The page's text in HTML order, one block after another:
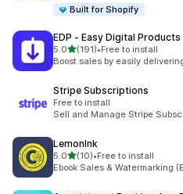
Built for Shopify
EDP ‑ Easy Digital Products
5.0별 5개 중
(191)
총 리뷰 191개
•Free to install
Boost sales by easily
Stripe Subscriptions
Free to install
Sell and Manage Stripe
LemonInk
5.0별 5개 중
(10)
총 리뷰 10개
•Free to install
Ebook Sales & Watermarking